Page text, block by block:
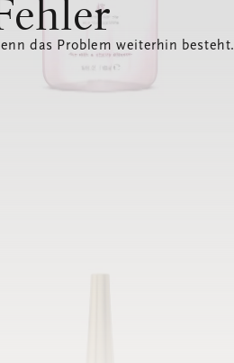
das Problem weiterhin besteht.